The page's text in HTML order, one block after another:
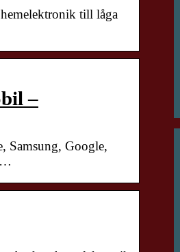
till låga
–
Samsung, Google,
…